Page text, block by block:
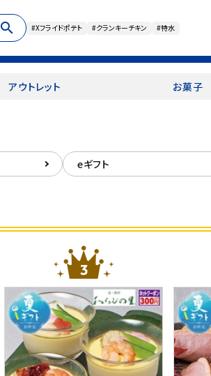
search #Xフライドポテト #クランキーチキン #特水
アウトレット お菓子
eギフト